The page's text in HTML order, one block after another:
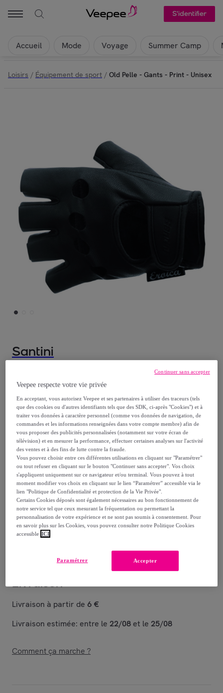
S'identifier
Accueil Mode Voyage Summer Camp
Loisirs / Équipement de sport / Old Pelle - Gants - Print - Unisex
Santini
Old Pelle - Gants - Print - Unisex
Modèle : S
18,00 €
50,00 €
-64%
Reprise possible de votre ancien produit,
voir les conditions.
Vendu parSantini Cycling Wear
Livraison
Livraison à partir de 6 €
Livraison estimée: entre le 22/08 et le 25/08
Comment ça marche ?
Veepee respecte votre vie privée
En acceptant, vous autorisez Veepee et ses partenaires à utiliser des traceurs (tels
que des cookies ou d'autres identifiants tels que des SDK, ci-après "Cookies") et à
traiter vos données à caractère personnel (comme vos données de navigation, de
commandes et les informations renseignées dans votre compte membre) afin de
vous proposer des publicités personnalisées (notamment sur votre écran de
télévision) et en mesurer la performance, effectuer certaines analyses sur l'activité
des ventes et à des fins de lutte contre la fraude.
Vous pouvez choisir entre ces différentes utilisations en cliquant sur "Paramétrer"
ou tout refuser en cliquant sur le bouton "Continuer sans accepter". Vos choix
s'appliquent uniquement sur ce navigateur et/ou terminal. Vous pouvez à tout
moment modifier vos choix en cliquant sur le lien “Paramétrer” accessible via le
lien "Politique de Confidentialité et protection de la Vie Privée".
Certains Cookies déposés sont également nécessaires au bon fonctionnement de
notre service tel que ceux mesurant la fréquentation ou permettant la
personnalisation de votre expérience et ne sont pas soumis à consentement. Pour
en savoir plus sur les Cookies, vous pouvez consulter notre Politique Cookies
accessible ICI
Accepter
Paramétrer
Continuer sans accepter